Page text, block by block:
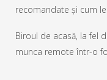
recomandate și cum
Biroul de acasă, la fel
munca remote într-o